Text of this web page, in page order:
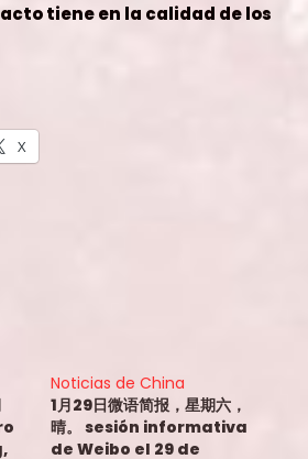
tiene en la calidad de los
X
Noticias de China
1月29日微语简报，星期六，
晴。 sesión informativa
de Weibo el 29 de